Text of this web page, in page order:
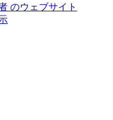
のウェブサイト